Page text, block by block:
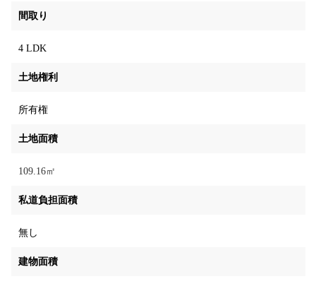
間取り
4 LDK
土地権利
所有権
土地面積
109.16㎡
私道負担面積
無し
建物面積